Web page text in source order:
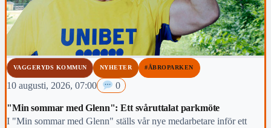
VAGGERYDS KOMMUN NYHETER #ÅBROPARKEN
10 augusti, 2026, 07:00 0
"Min sommar med Glenn": Ett svåruttalat parkmöte
I "Min sommar med Glenn" ställs vår nye medarbetare inför ett